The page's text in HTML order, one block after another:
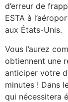
d’erreur de
ESTA à
aux États-Unis.
Vous l’aurez
obtiennent une
anticiper votre
minutes ! Dans
qui nécessitera